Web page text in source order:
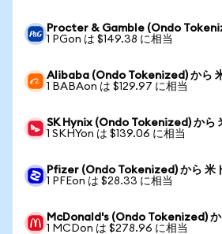
Procter & Gamble (Ondo
1 PGon は $149.38 に相当
Alibaba (Ondo Tokenized) から
1 BABAon は $129.97 に相当
SK Hynix (Ondo Tokenized) から
1 SKHYon は $139.06 に相当
Pfizer (Ondo Tokenized) から 米
1 PFEon は $28.33 に相当
McDonald's (Ondo Tokenized) か
1 MCDon は $278.96 に相当